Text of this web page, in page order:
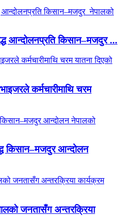
आन्दोलनप्रति किसान–मजदुर ...
कर्मचारीमाथि चरम
किसान–मजदुर आन्दोलन
जनतासँग अन्तरक्रिया